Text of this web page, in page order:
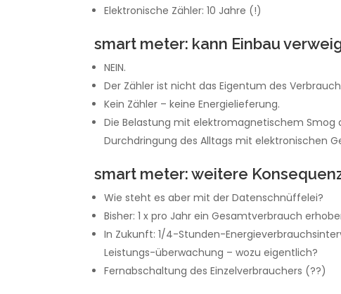
Elektronische Zähler: 10 Jahre (!)
smart meter: kann Einbau
NEIN.
Der Zähler ist nicht das Eigentum des
Kein Zähler – keine Energielieferung.
Die Belastung mit elektromagnetischem
Durchdringung des Alltags mit elektronischen
smart meter: weitere
Wie steht es aber mit der Datenschnüffelei?
Bisher: 1 x pro Jahr ein Gesamtverbrauch
In Zukunft: 1/4-Stunden-
Leistungs-überwachung – wozu eigentlich?
Fernabschaltung des Einzelverbrauchers (??)